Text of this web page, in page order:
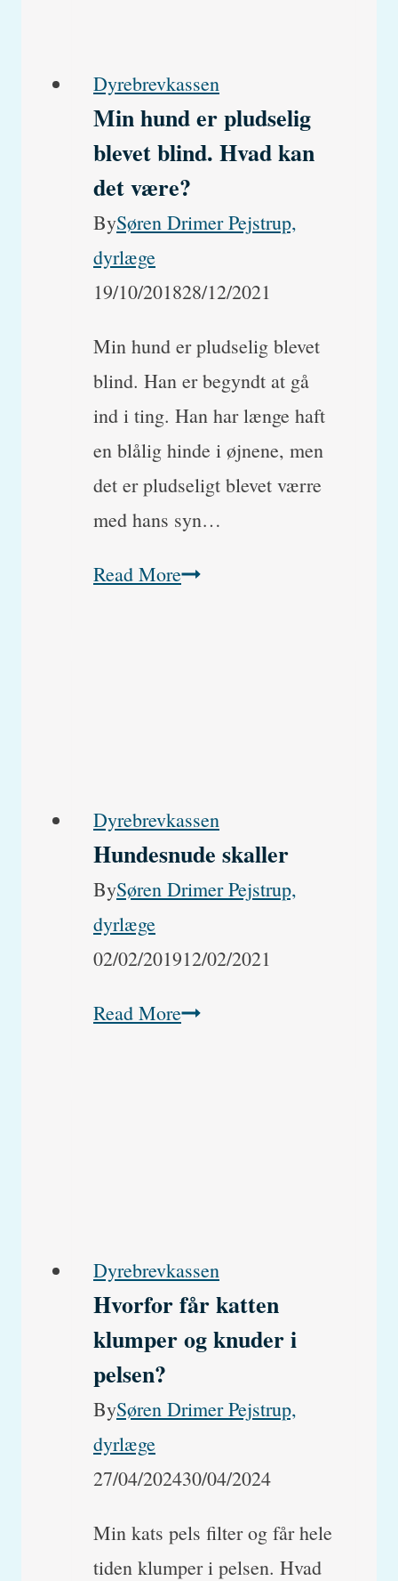
Dyrebrevkassen
Min hund er pludselig
blevet blind. Hvad kan
det være?
BySøren Drimer Pejstrup,
dyrlæge
19/10/201828/12/2021
Min hund er pludselig blevet
blind. Han er begyndt at gå
ind i ting. Han har længe haft
en blålig hinde i øjnene, men
det er pludseligt blevet værre
med hans syn…
Read MoreMin
kan
det
være?
Dyrebrevkassen
Hundesnude skaller
BySøren Drimer Pejstrup,
dyrlæge
02/02/201912/02/2021
Read MoreHundesnude
Dyrebrevkassen
Hvorfor får katten
klumper og knuder i
pelsen?
BySøren Drimer Pejstrup,
dyrlæge
27/04/202430/04/2024
Min kats pels filter og får hele
tiden klumper i pelsen. Hvad